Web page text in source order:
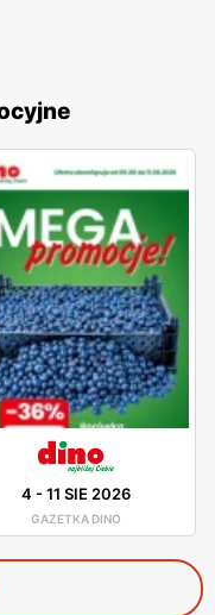
4 -11 SIE 2026
GAZETKA DINO